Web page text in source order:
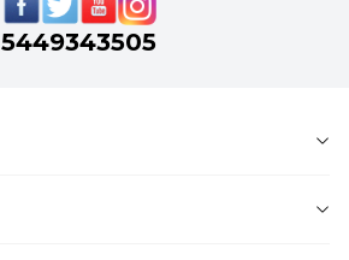
5449343505